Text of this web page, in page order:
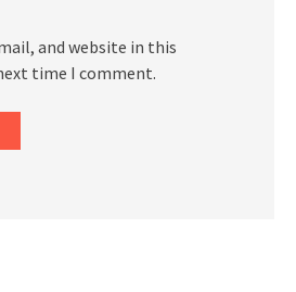
and website in this
time I comment.